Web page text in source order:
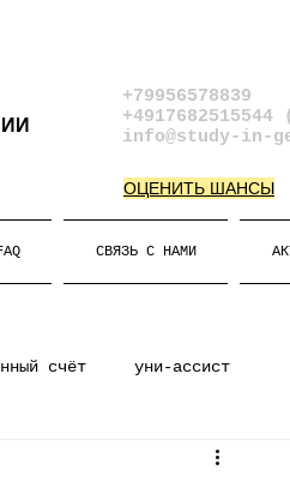
+79956578839​
info@study-in-
ОЦЕНИТЬ ШАНСЫ
СВЯЗЬ С НАМИ
счёт уни-ассист